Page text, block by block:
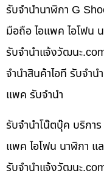
รับจำนำนาฬิกา G
มือถือ ไอแพค ไอโฟน
รับจํานําแจ้งวัฒนะ
จำนำสินค้าไอที รับจำ
แพค รับจำนำ
รับจำนำโน๊ตบุ๊ค บริกา
แพค ไอโฟน นาฬิกา แ
รับจํานําแจ้งวัฒนะ